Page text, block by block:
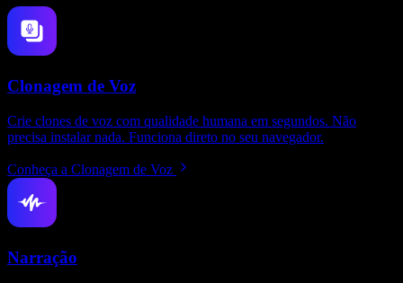
Clonagem de Voz
Crie clones de voz com qualidade humana em segundos. Não
precisa instalar nada. Funciona direto no seu navegador.
Conheça a Clonagem de Voz
Narração